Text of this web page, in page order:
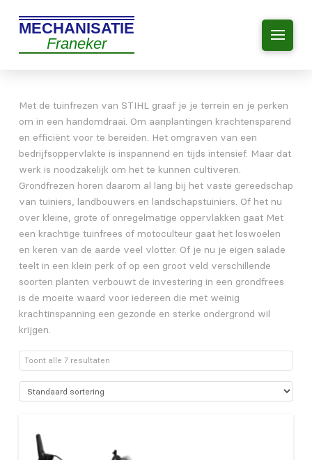
MECHANISATIE
Franeker
Met de tuinfrezen van STIHL graaf je je terrein en je perken
om in een handomdraai. Om aanplantingen krachtensparend
en efficiënt voor te bereiden. Het omgraven van een
bedrijfsoppervlakte is inspannend en tijds intensief. Maar dat
werk is noodzakelijk om het te kunnen cultiveren.
Grondfrezen horen daarom al lang bij het vaste gereedschap
van tuiniers, landbouwers en landschapstuiniers. Of het nu
over kleine, grote of onregelmatige oppervlakken gaat Met
een krachtige tuinfrees of motoculteur gaat het loswoelen
en keren van de aarde veel vlotter. Of je nu je eigen salade
teelt in een klein perk of op een groot veld verschillende
soorten planten verbouwt de investering in een grondfrees
is de moeite waard voor iedereen die met weinig
krachtinspanning een gezonde en sterke ondergrond wil
krijgen.
Toont alle 7 resultaten